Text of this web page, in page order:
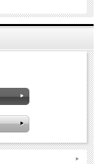
。ご理解の上お買い
の上お買い求めくだ
が、お使いのディス